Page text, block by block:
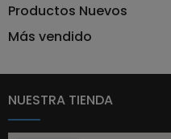
Productos Nuevos
Más vendido
NUESTRA TIENDA